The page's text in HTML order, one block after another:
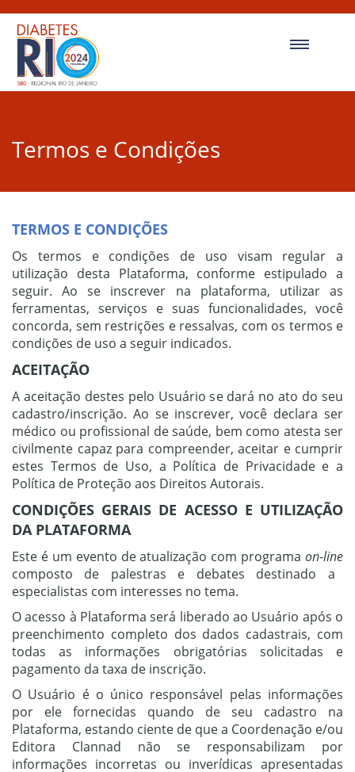
Termos e Condições
TERMOS E CONDIÇÕES
Os termos e condições de uso visam regular a
utilização desta Plataforma, conforme estipulado a
seguir. Ao se inscrever na plataforma, utilizar as
ferramentas, serviços e suas funcionalidades, você
concorda, sem restrições e ressalvas, com os termos e
condições de uso a seguir indicados.
ACEITAÇÃO
A aceitação destes pelo Usuário se dará no ato do seu
cadastro/inscrição. Ao se inscrever, você declara ser
médico ou profissional de saúde, bem como atesta ser
civilmente capaz para compreender, aceitar e cumprir
estes Termos de Uso, a Política de Privacidade e a
Política de Proteção aos Direitos Autorais.
CONDIÇÕES GERAIS DE ACESSO E UTILIZAÇÃO
DA PLATAFORMA
Este é um evento de atualização com programa on-line
composto de palestras e debates destinado a
especialistas com interesses no tema.
O acesso à Plataforma será liberado ao Usuário após o
preenchimento completo dos dados cadastrais, com
todas as informações obrigatórias solicitadas e
pagamento da taxa de inscrição.
O Usuário é o único responsável pelas informações
por ele fornecidas quando de seu cadastro na
Plataforma, estando ciente de que a Coordenação e/ou
Editora Clannad não se responsabilizam por
informações incorretas ou inverídicas apresentadas